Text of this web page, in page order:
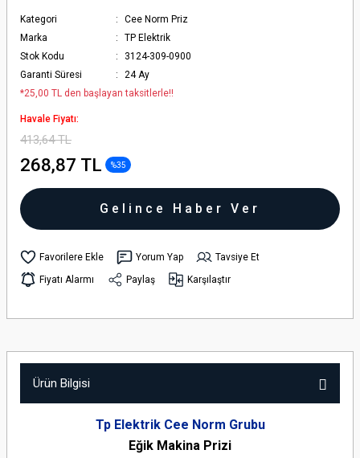
Kategori
Cee Norm Priz
Marka
TP Elektrik
Stok Kodu
3124-309-0900
Garanti Süresi
24 Ay
*25,00 TL den başlayan taksitlerle!!
Havale Fiyatı:
413,64 TL
268,87 TL %35
Gelince Haber Ver
Yorum Yap
Tavsiye Et
Fiyatı Alarmı
Paylaş Karşılaştır
Ürün Bilgisi
Tp Elektrik Cee Norm Grubu
Eğik Makina Prizi